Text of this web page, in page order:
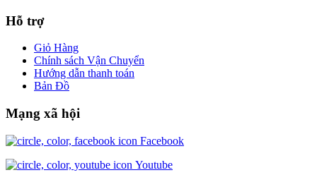
Hỗ trợ
Giỏ Hàng
Chính sách Vận Chuyển
Hướng dẫn thanh toán
Bản Đồ
Mạng xã hội
Facebook
Youtube